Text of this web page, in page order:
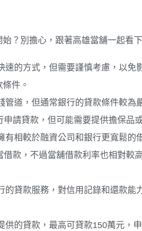
？別擔心，跟著高雄當舖一起看下
速的方式，但需要謹慎考慮，以免
件。
管道，但通常銀行的貸款條件較為
請貸款，但可能需要提供擔保品
有相較於融資公司和銀行更寬鬆的
款，不過當舖借款利率也相對較
的貸款服務，對信用記錄和還款能
供的貸款，最高可貸款150萬元，